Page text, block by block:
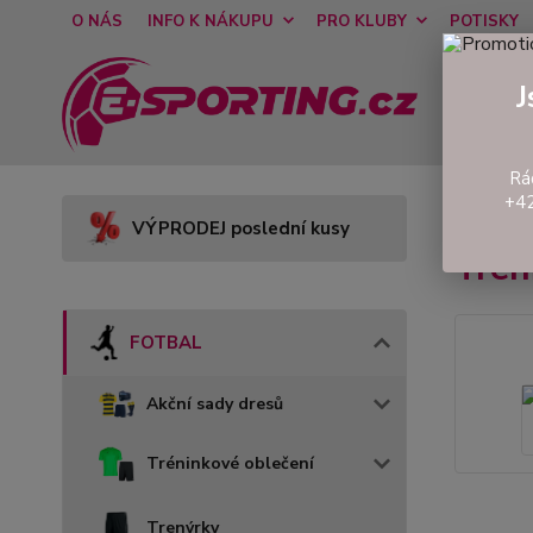
O NÁS INFO K NÁKUPU PRO KLUBY POTISKY
VÝPRODEJ poslední kusy
FOTBAL
Akční sady dresů
Tréninkové oblečení
Trenýrky